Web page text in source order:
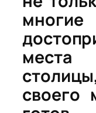
многие
своего